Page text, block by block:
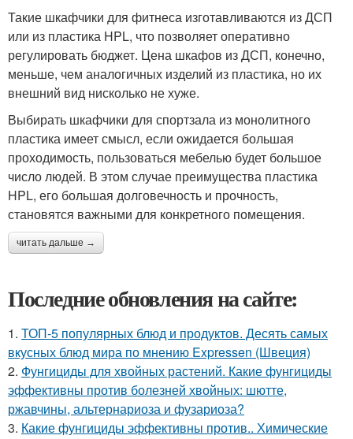
Такие шкафчики для фитнеса изготавливаются из ДСП
или из пластика HPL, что позволяет оперативно
регулировать бюджет. Цена шкафов из ДСП, конечно,
меньше, чем аналогичных изделий из пластика, но их
внешний вид нисколько не хуже.
Выбирать шкафчики для спортзала из монолитного
пластика имеет смысл, если ожидается большая
проходимость, пользоваться мебелью будет большое
число людей. В этом случае преимущества пластика
HPL, его большая долговечность и прочность,
становятся важными для конкретного помещения.
читать дальше →
Последние обновления на сайте:
1. ТОП-5 популярных блюд и продуктов. Десять самых
вкусных блюд мира по мнению Expressen (Швеция)
2. Фунгициды для хвойных растений. Какие фунгициды
эффективны против болезней хвойных: шютте,
ржавчины, альтернариоза и фузариоза?
3. Какие фунгициды эффективны против.. Химические